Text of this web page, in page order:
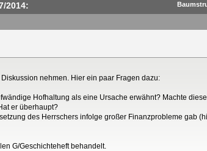
2014:
nehmen. Hier ein paar Fragen dazu:
Hofhaltung als eine Ursache erwähnt? Machte
er überhaupt?
des Herrschers infolge großer Finanzprobleme gab
G/Geschichteheft behandelt.